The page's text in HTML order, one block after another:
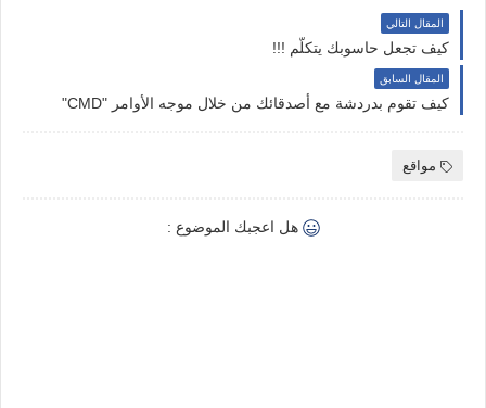
المقال التالي
كيف تجعل حاسوبك يتكلّم !!!
المقال السابق
كيف تقوم بدردشة مع أصدقائك من خلال موجه الأوامر "CMD"
مواقع
هل اعجبك الموضوع :